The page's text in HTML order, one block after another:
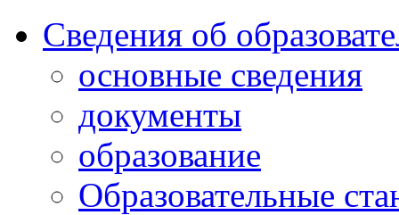
Сведения об
основные сведения
документы
образование
Образовательные